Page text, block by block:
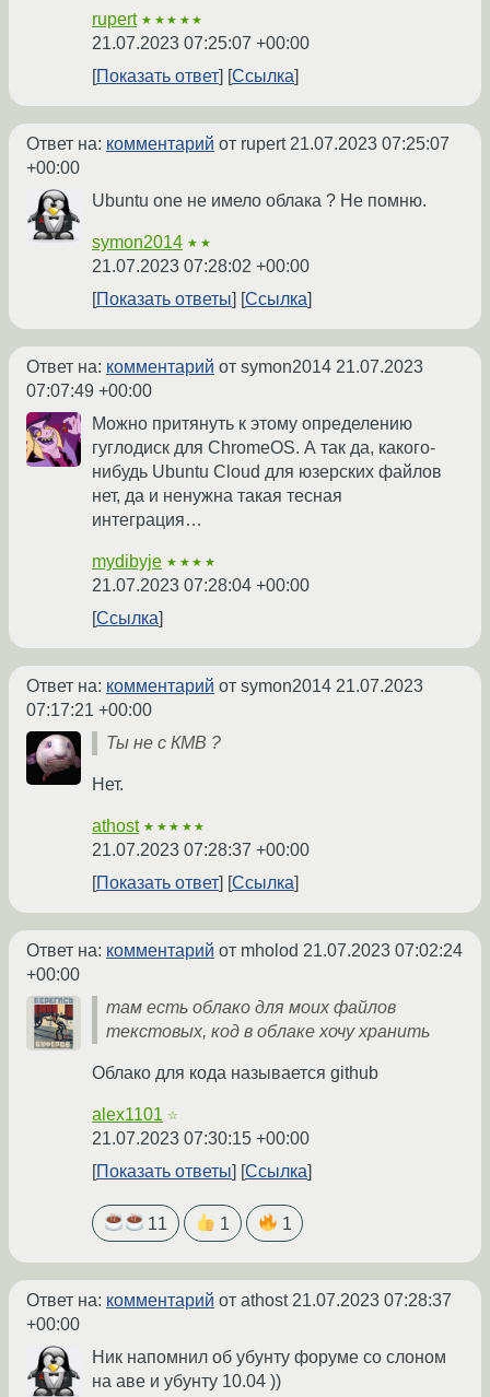
rupert ★★★★★
21.07.2023 07:25:07 +00:00
Показать ответ
Ссылка
Ответ на: комментарий от rupert 21.07.2023 07:25:07
+00:00
Ubuntu one не имело облака ? Не помню.
symon2014 ★★
21.07.2023 07:28:02 +00:00
Показать ответы
Ссылка
Ответ на: комментарий от symon2014 21.07.2023
07:07:49 +00:00
Можно притянуть к этому определению
гуглодиск для ChromeOS. А так да, какого-
нибудь Ubuntu Cloud для юзерских файлов
нет, да и ненужна такая тесная
интеграция…
mydibyje ★★★★
21.07.2023 07:28:04 +00:00
Ссылка
Ответ на: комментарий от symon2014 21.07.2023
07:17:21 +00:00
Ты не с КМВ ?
Нет.
athost ★★★★★
21.07.2023 07:28:37 +00:00
Показать ответ
Ссылка
Ответ на: комментарий от mholod 21.07.2023 07:02:24
+00:00
там есть облако для моих файлов
текстовых, код в облаке хочу хранить
Облако для кода называется github
alex1101 ☆
21.07.2023 07:30:15 +00:00
Показать ответы
Ссылка
11 1 1
Ответ на: комментарий от athost 21.07.2023 07:28:37
+00:00
Ник напомнил об убунту форуме со слоном
на аве и убунту 10.04 ))